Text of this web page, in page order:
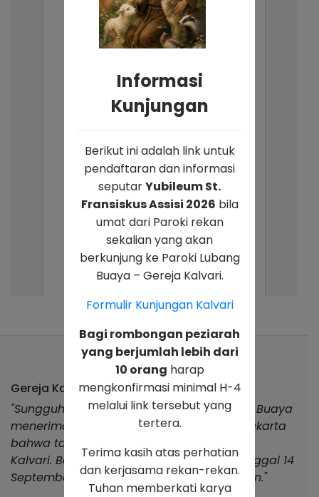
Gereja Kalvari Lubang Buaya
"Sungguh indah karya Allah umat Lubang Buaya
menerima dekrit dari Keuskupan Agung Jakarta
bahwa tanggal 1 Juli 1995 berdirilah Paroki
Kalvari. Berkat penyelenggaraan Allah tanggal 14
September 2024, Gereja Kalvari ditahbiskan."
Informasi
Kunjungan
Berikut ini adalah link untuk
pendaftaran dan informasi
seputarYubileum St.
Fransiskus Assisi 2026 bila
umat dari Paroki rekan
sekalian yang akan
berkunjung ke Paroki Lubang
Buaya – Gereja Kalvari.
Formulir Kunjungan Kalvari
Bagi rombongan peziarah
yang berjumlah lebih dari
10 orang harap
mengkonfirmasi minimal H-4
melalui link tersebut yang
tertera.
Terima kasih atas perhatian
dan kerjasama rekan-rekan.
Tuhan memberkati karya